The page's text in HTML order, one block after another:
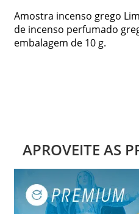
Amostra incenso grego
de incenso perfumado
embalagem de 10 g.
APROVEITE AS